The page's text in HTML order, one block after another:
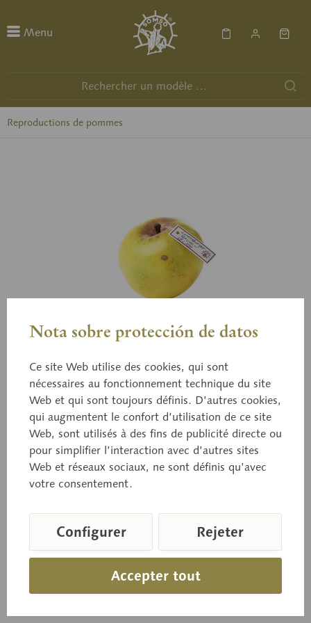
Menu
Reproductions de pommes
03/101
Reinette du Luxembourg
en papier maché, grandeur naturelle.
Prix sur demande
Délai de livraison sur demande
Panier de demande
Nota sobre protección de datos
Ce site Web utilise des cookies, qui sont
nécessaires au fonctionnement technique du site
Web et qui sont toujours définis. D’autres cookies,
qui augmentent le confort d’utilisation de ce site
Web, sont utilisés à des fins de publicité directe ou
pour simplifier l’interaction avec d’autres sites
Web et réseaux sociaux, ne sont définis qu’avec
votre consentement.
Accepter tout
Configurer Rejeter